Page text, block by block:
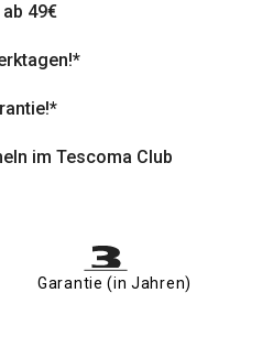
49€
im Tescoma Club
Garantie (in Jahren)